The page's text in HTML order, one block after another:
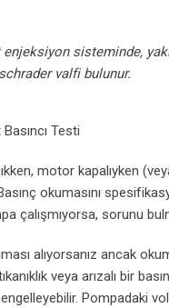
enjeksiyon sisteminde,
valfi bulunur.
Testi
motor kapalıyken
okumasını
çalışmıyorsa, sorunu
alıyorsanız ancak
veya arızalı bir
Pompadaki